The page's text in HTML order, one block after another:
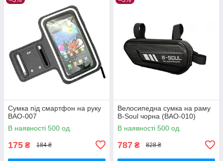
Сумка під смартфон на руку
BAO-007
В наявності 500 од.
175 ₴ 184 ₴
Велосипедна сумка на раму
B-Soul чорна (BAO-010)
В наявності 500 од.
787 ₴ 828 ₴